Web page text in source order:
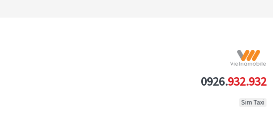
0926.932.932
Sim Taxi